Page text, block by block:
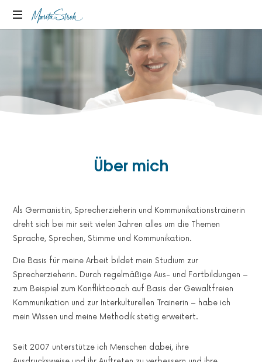
Kommunikationstrainerin
Über mich
Als Germanistin, Sprecherzieherin und Kommunikationstrainerin
dreht sich bei mir seit vielen Jahren alles um die Themen
Sprache, Sprechen, Stimme und Kommunikation.
Die Basis für meine Arbeit bildet mein Studium zur
Sprecherzieherin. Durch regelmäßige Aus- und Fortbildungen –
zum Beispiel zum Konfliktcoach auf Basis der Gewaltfreien
Kommunikation und zur Interkulturellen Trainerin – habe ich
mein Wissen und meine Methodik stetig erweitert.
Seit 2007 unterstütze ich Menschen dabei, ihre